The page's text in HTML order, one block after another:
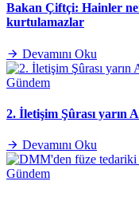
Bakan Çiftçi: Hainler
kurtulamazlar
Devamını Oku
Gündem
2. İletişim Şûrası yarın
Devamını Oku
Gündem